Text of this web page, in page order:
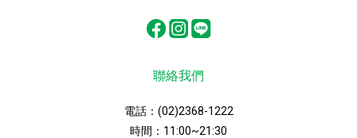
聯絡我們
電話： (02)2368-1222
時間：11:00~21:30